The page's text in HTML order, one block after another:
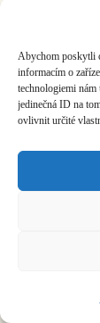
Abychom poskytli
informacím o
technologiemi nám
jedinečná ID na
ovlivnit určité
ČASOPIS O